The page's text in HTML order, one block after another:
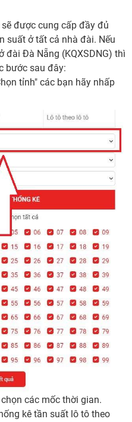
được cung cấp đầy đủ
suất ở tất cả nhà đài. Nếu
đài Đà Nẵng (KQXSDNG) thì
bước sau đây:
tỉnh" các bạn hãy nhấp
các mốc thời gian.
kê tần suất lô tô theo